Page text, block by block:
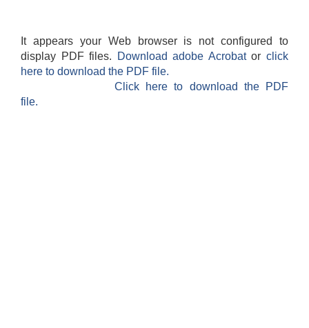
It appears your Web browser is not configured to
display PDF files.
Download adobe Acrobatorclick
here to download the PDF file.
Click here to download the PDF
file.